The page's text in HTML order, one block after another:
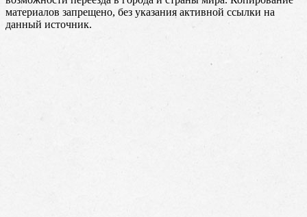
материалов запрещено, без указания активной ссылки на
данный источник.